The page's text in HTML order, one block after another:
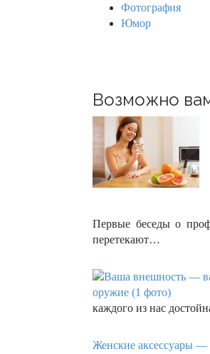
Фотография
Юмор
Возможно
Первые беседы о
перетекают…
каждого из нас
Женские аксессуары —